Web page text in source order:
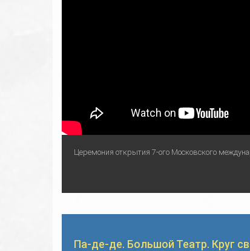
Церемония открытия 7-ого Московского
Па-де-де. Большой Театр. Круг